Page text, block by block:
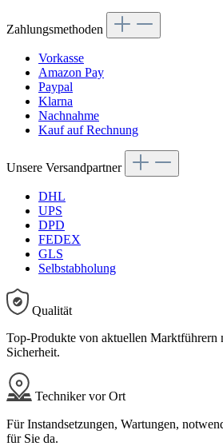
Zahlungsmethoden
Vorkasse
Amazon Pay
Paypal
Klarna
Nachnahme
Kauf auf Rechnung
Unsere Versandpartner
DHL
UPS
DPD
FEDEX
GLS
Selbstabholung
Qualität
Top-Produkte von aktuellen Marktführern
Sicherheit.
Techniker vor Ort
Für Instandsetzungen, Wartungen,
für Sie da.